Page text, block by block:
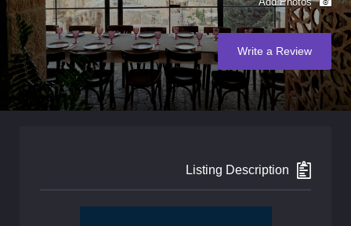
Write a Review
Listing Description